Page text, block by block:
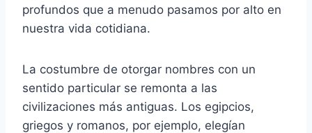
profundos que a menudo pasamos por alto en
nuestra vida cotidiana.
La costumbre de otorgar nombres con un
sentido particular se remonta a las
civilizaciones más antiguas. Los egipcios,
griegos y romanos, por ejemplo, elegían